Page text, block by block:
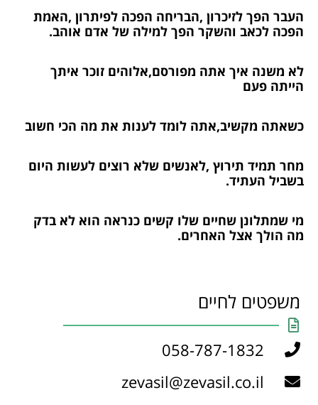
העבר הפך לזיכרון ,הבריחה הפכה לפיתרון ,האמת
הפכה לכאב והשקר הפך למילה של אדם אוהב.
לא משנה איך אתה מפורסם,אלוהים זוכר איתך
הייתה פעם
כשאתה מקשיב,אתה לומד לענות את מה הכי חשוב
מחר תמיד תירוץ ,לאנשים שלא רוצים לעשות היום
בשביל העתיד.
מי שמתלונן שחיים שלו קשים כנראה הוא לא בדק
מה הולך אצל האחרים.
משפטים לחיים
058-787-1832
zevasil@zevasil.co.il